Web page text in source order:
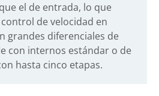
el de entrada, lo que
de velocidad en
grandes diferenciales de
con internos estándar o de
hasta cinco etapas.